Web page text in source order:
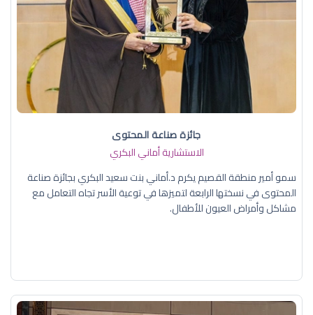
جائزة صناعة المحتوى
الاستشارية أماني البكري
سمو أمير منطقة القصيم يكرم د.أماني بنت سعيد البكري بجائزة صناعة
المحتوى في نسختها الرابعة لتميزها في توعية الأسر تجاه التعامل مع
مشاكل وأمراض العيون للأطفال.